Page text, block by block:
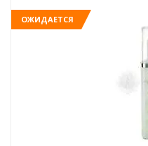
ОЖИДАЕТСЯ